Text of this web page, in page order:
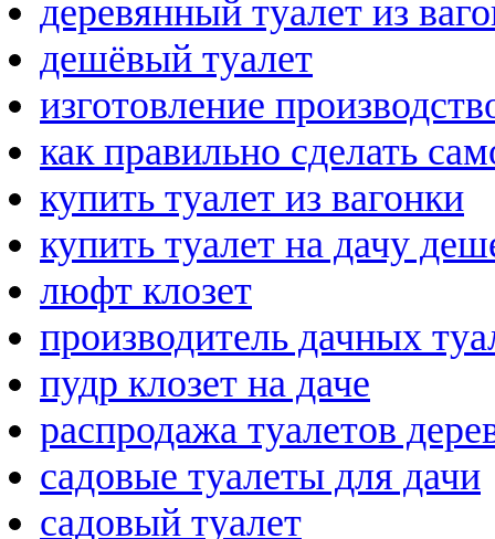
деревянный туалет из
дешёвый туалет
изготовление
как правильно сделать
купить туалет из вагонки
купить туалет на дачу
люфт клозет
производитель дачных
пудр клозет на даче
распродажа туалетов
садовые туалеты для дачи
садовый туалет